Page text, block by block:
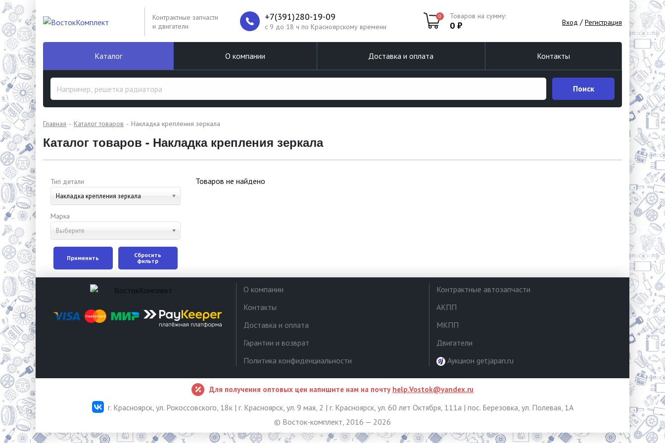
Контрактные запчасти
и двигатели
+7(391)280-19-09
c 9 до 18 ч по Красноярскому времени
0 Товаров на сумму:
0 ₽ Вход / Регистрация
Каталог О компании Доставка и оплата Контакты
Поиск
Главная Каталог товаров Накладка крепления зеркала
Каталог товаров - Накладка крепления зеркала
Тип детали
Накладка крепления зеркала
Марка
Выберите
Применить
Сбросить
фильтр
Товаров не найдено
О компании
Контакты
Доставка и оплата
Гарантии и возврат
Политика конфиденциальности
Контрактные автозапчасти
АКПП
МКПП
Двигатели
Аукцион getjapan.ru
Для получения оптовых цен напишите нам на почту help.Vostok@yandex.ru
г. Красноярск, ул. Рокоссовского, 18к | г. Красноярск, ул. 9 мая, 2 | г. Красноярск, ул. 60 лет Октября, 111а | пос. Березовка, ул. Полевая, 1А
© Восток-комплект, 2016 — 2026